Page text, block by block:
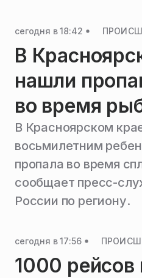
сегодня в 18:42
В
нашли
во время
В Красноярском
восьмилетним
пропала во время
сообщает пресс-
России по региону.
сегодня в 17:56
1000 рейсов